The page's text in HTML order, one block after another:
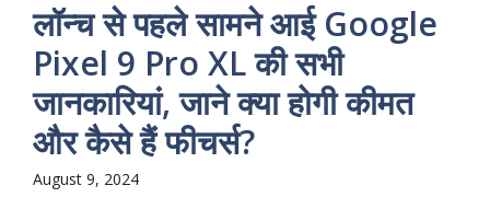
लॉन्च से पहले सामने आई Google
Pixel 9 Pro XL की सभी
जानकारियां, जाने क्या होगी कीमत
और कैसे हैं फीचर्स?
August 9, 2024